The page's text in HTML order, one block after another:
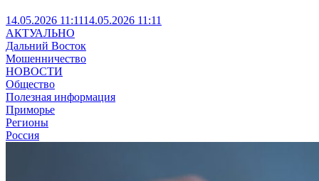
14.05.2026 11:1114.05.2026 11:11
АКТУАЛЬНО
Дальний Восток
Мошенничество
НОВОСТИ
Общество
Полезная информация
Приморье
Регионы
Россия